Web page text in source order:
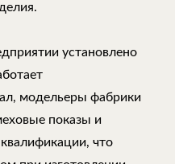
установлено
модельеры фабрики
показы и
что